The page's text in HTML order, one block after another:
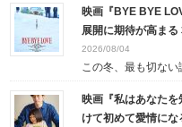
映画『BYE BYE
展開に期待が高ま
2026/08/04
この冬、最も切ない
映画『私はあなた
けて初めて愛情に